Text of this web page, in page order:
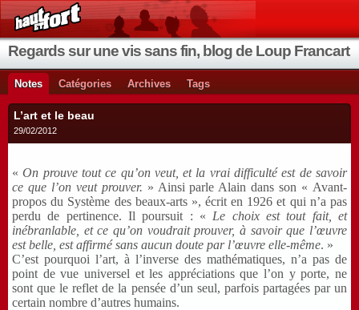
Regards sur une vis sans fin, blog de Loup Francart
Notes Catégories Archives Tags
L’art et le beau
29/02/2012
«On prouve tout ce qu’on veut, et la vrai difficulté est de savoir
ce que l’on veut prouver. » Ainsi parle Alain dans son « Avant-
propos du Système des beaux-arts », écrit en 1926 et qui n’a pas
perdu de pertinence. Il poursuit : « Le choix est tout fait, et
inébranlable, et ce qu’on voudrait prouver, à savoir que l’œuvre
est belle, est affirmé sans aucun doute par l’œuvre elle-même. »
C’est pourquoi l’art, à l’inverse des mathématiques, n’a pas de
point de vue universel et les appréciations que l’on y porte, ne
sont que le reflet de la pensée d’un seul, parfois partagées par un
certain nombre d’autres humains.